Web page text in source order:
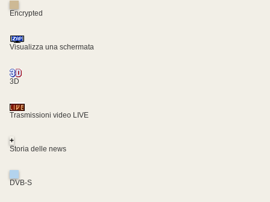
Encrypted
Visualizza una schermata
3D
Trasmissioni video LIVE
+
Storia delle news
DVB-S